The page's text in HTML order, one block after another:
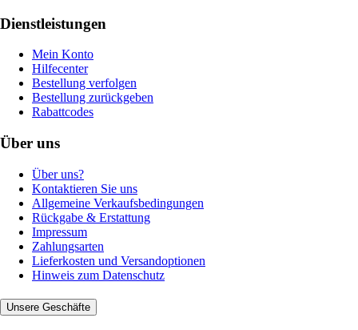
Dienstleistungen
Mein Konto
Hilfecenter
Bestellung verfolgen
Bestellung zurückgeben
Rabattcodes
Über uns
Über uns?
Kontaktieren Sie uns
Allgemeine Verkaufsbedingungen
Rückgabe & Erstattung
Impressum
Zahlungsarten
Lieferkosten und Versandoptionen
Hinweis zum Datenschutz
Unsere Geschäfte